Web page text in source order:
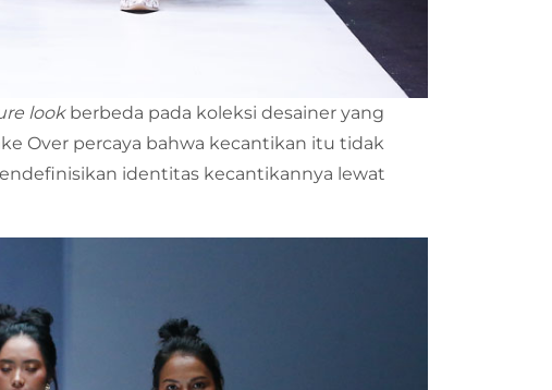
lookberbeda pada koleksi desainer yang
Over percaya bahwa kecantikan itu tidak
identitas kecantikannya lewat